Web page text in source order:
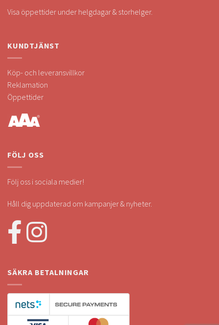
Visa öppettider under helgdagar & storhelger.
KUNDTJÄNST
Köp- och leveransvillkor
Reklamation
Öppettider
FÖLJ OSS
Följ oss i sociala medier!
Håll dig uppdaterad om kampanjer & nyheter.
SÄKRA BETALNINGAR